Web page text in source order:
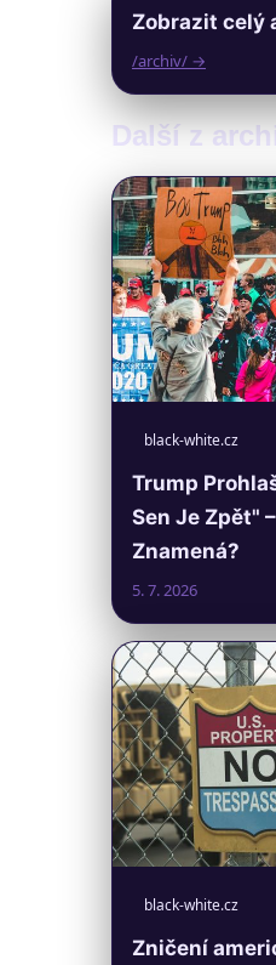
Zobrazit celý
/archiv/ →
Další z
black-white.cz
Trump
Sen Je Zpět"
Znamená?
5. 7. 2026
black-white.cz
Zničení